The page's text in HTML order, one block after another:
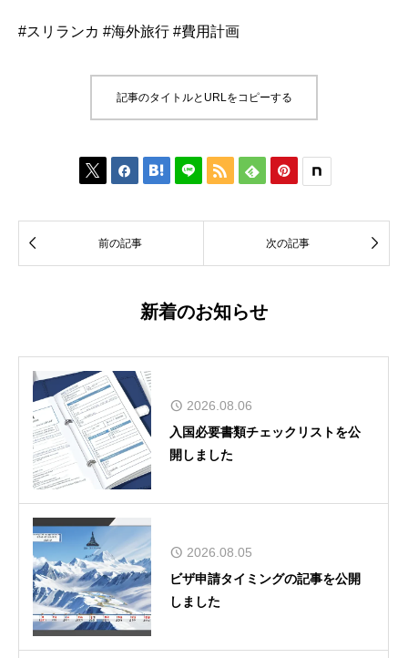
#スリランカ #海外旅行 #費用計画
記事のタイトルとURLをコピーする
     
 前の記事 次の記事 
新着のお知らせ
2026.08.06
入国必要書類チェックリストを公
開しました
2026.08.05
ビザ申請タイミングの記事を公開
しました